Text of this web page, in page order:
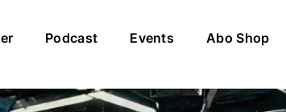
Podcast Events Abo Shop